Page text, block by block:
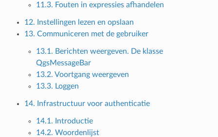
11.3. Fouten in expressies afhandelen
12. Instellingen lezen en opslaan
13. Communiceren met de gebruiker
13.1. Berichten weergeven. De klasse
QgsMessageBar
13.2. Voortgang weergeven
13.3. Loggen
14. Infrastructuur voor authenticatie
14.1. Introductie
14.2. Woordenlijst